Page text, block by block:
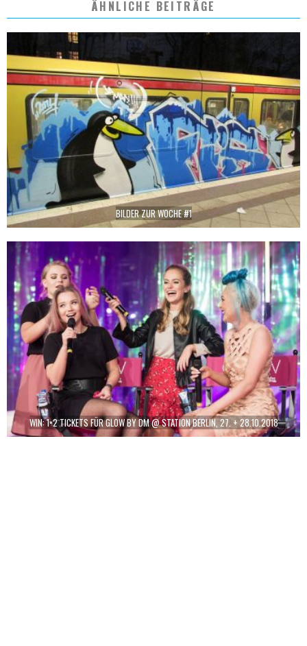
ÄHNLICHE BEITRÄGE
BILDER ZUR WOCHE #1
WIN: 1×2 TICKETS FÜR GLOW BY DM @ STATION BERLIN, 27. + 28.10.2018